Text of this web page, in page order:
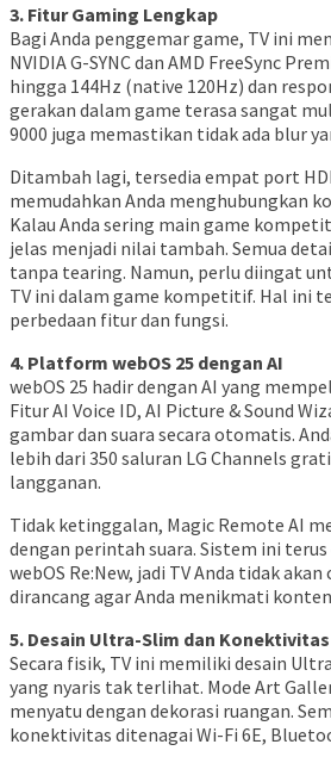
3. Fitur Gaming Lengkap
Bagi Anda penggemar game, TV ini
NVIDIA G-SYNC dan AMD FreeSync
hingga 144Hz (native 120Hz) dan
gerakan dalam game terasa sangat
9000 juga memastikan tidak ada blur
Ditambah lagi, tersedia empat port
memudahkan Anda menghubungkan
Kalau Anda sering main game
jelas menjadi nilai tambah. Semua
tanpa tearing. Namun, perlu diingat
TV ini dalam game kompetitif. Hal ini
perbedaan fitur dan fungsi.
4. Platform webOS 25 dengan AI
webOS 25 hadir dengan AI yang
Fitur AI Voice ID, AI Picture & Sound
gambar dan suara secara otomatis.
lebih dari 350 saluran LG Channels
langganan.
Tidak ketinggalan, Magic Remote AI
dengan perintah suara. Sistem ini
webOS Re:New, jadi TV Anda tidak akan
dirancang agar Anda menikmati
5. Desain Ultra-Slim dan
Secara fisik, TV ini memiliki desain
yang nyaris tak terlihat. Mode Art
menyatu dengan dekorasi ruangan.
konektivitas ditenagai Wi-Fi 6E,